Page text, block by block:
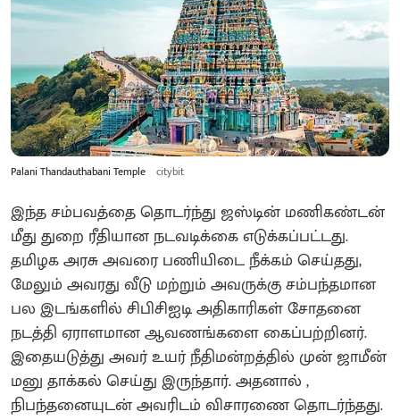
Palani Thandauthabani Temple citybit
இந்த சம்பவத்தை தொடர்ந்து ஜஸ்டின் மணிகண்டன்
மீது துறை ரீதியான நடவடிக்கை எடுக்கப்பட்டது.
தமிழக அரசு அவரை பணியிடை நீக்கம் செய்தது,
மேலும் அவரது வீடு மற்றும் அவருக்கு சம்பந்தமான
பல இடங்களில் சிபிசிஐடி அதிகாரிகள் சோதனை
நடத்தி ஏராளமான ஆவணங்களை கைப்பற்றினர்.
இதையடுத்து அவர் உயர் நீதிமன்றத்தில் முன் ஜாமீன்
மனு தாக்கல் செய்து இருந்தார். அதனால் ,
நிபந்தனையுடன் அவரிடம் விசாரணை தொடர்ந்தது.